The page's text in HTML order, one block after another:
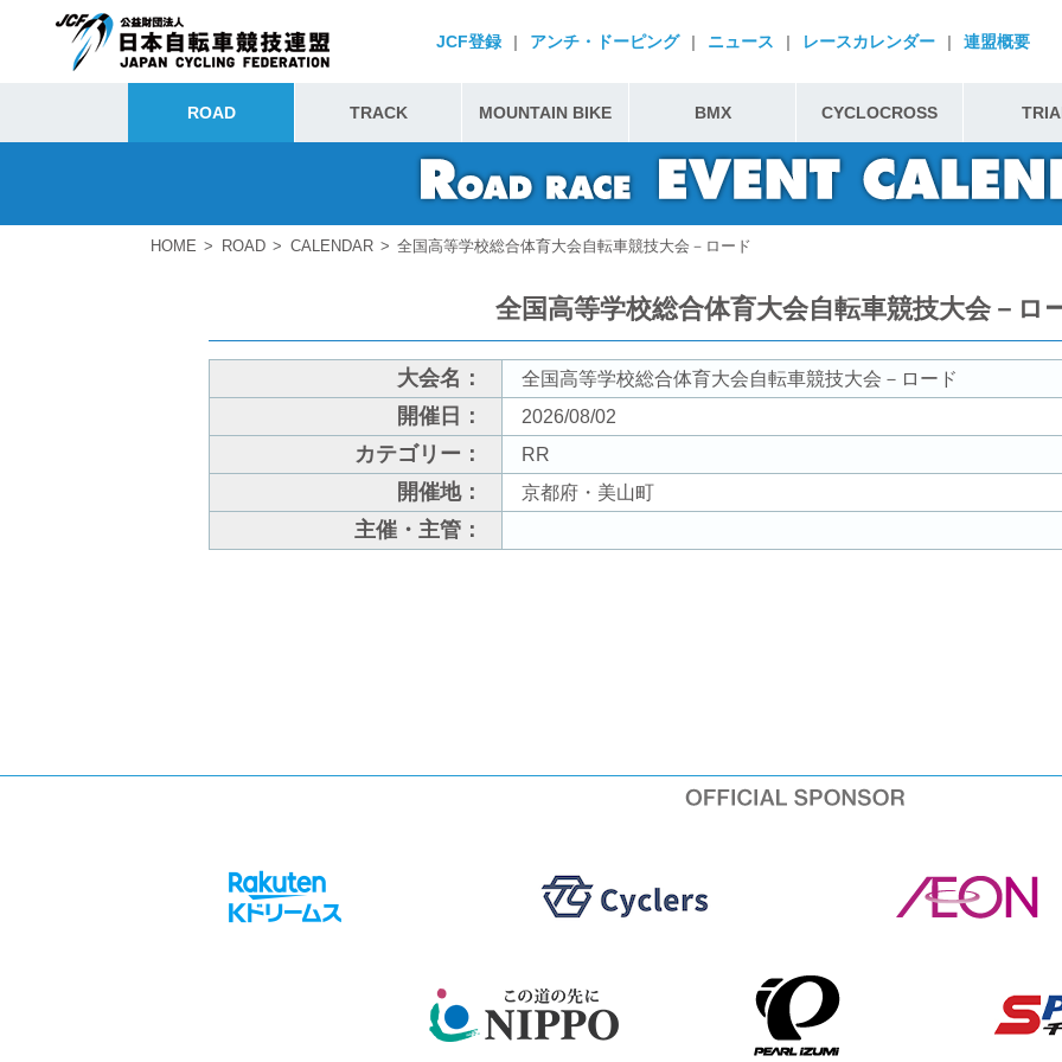
JCF登録 | アンチ・ドーピング | ニュース | レースカレンダー | 連盟概要
ROAD TRACK MOUNTAIN BIKE BMX CYCLOCROSS
HOME ROAD CALENDAR 全国高等学校総合体育大会自転車競技大会－ロード
全国高等学校総合体育大会自転車競技大会－ロ
大会名： 全国高等学校総合体育大会自転車競技大会－ロード
開催日： 2026/08/02
カテゴリー： RR
開催地： 京都府・美山町
主催・主管：